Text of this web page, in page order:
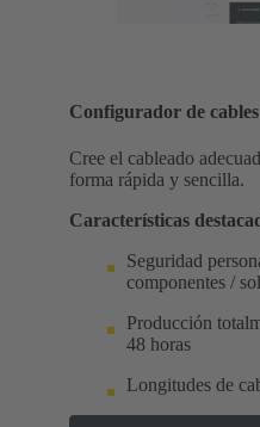
Configurador de cables
Cree el cableado
forma rápida y sencilla.
Características
Seguridad
componentes /
Producción
48 horas
Longitudes de